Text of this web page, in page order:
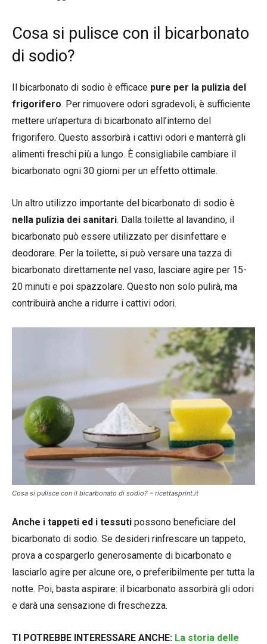
Cosa si pulisce con il bicarbonato
di sodio?
Il bicarbonato di sodio è efficace pure per la pulizia del
frigorifero. Per rimuovere odori sgradevoli, è sufficiente
mettere un’apertura di bicarbonato all’interno del
frigorifero. Questo assorbirà i cattivi odori e manterrà gli
alimenti freschi più a lungo. È consigliabile cambiare il
bicarbonato ogni 30 giorni per un effetto ottimale.
Un altro utilizzo importante del bicarbonato di sodio è
nella pulizia dei sanitari. Dalla toilette al lavandino, il
bicarbonato può essere utilizzato per disinfettare e
deodorare. Per la toilette, si può versare una tazza di
bicarbonato direttamente nel vaso, lasciare agire per 15-
20 minuti e poi spazzolare. Questo non solo pulirà, ma
contribuirà anche a ridurre i cattivi odori.
Cosa si pulisce con il bicarbonato di sodio? – ricettasprint.it
Anche i tappeti ed i tessuti possono beneficiare del
bicarbonato di sodio. Se desideri rinfrescare un tappeto,
prova a cospargerlo generosamente di bicarbonato e
lasciarlo agire per alcune ore, o preferibilmente per tutta la
notte. Poi, basta aspirare: il bicarbonato assorbirà gli odori
e darà una sensazione di freschezza.
TI POTREBBE INTERESSARE ANCHE: La storia delle